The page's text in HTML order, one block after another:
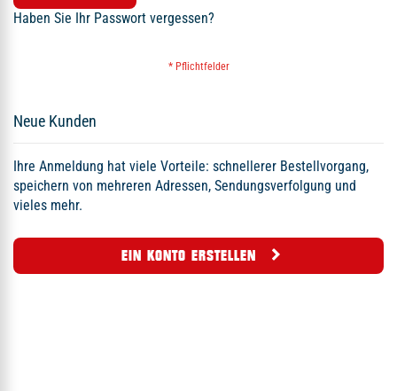
Haben Sie Ihr Passwort vergessen?
Neue Kunden
Ihre Anmeldung hat viele Vorteile: schnellerer Bestellvorgang,
speichern von mehreren Adressen, Sendungsverfolgung und
vieles mehr.
EIN KONTO ERSTELLEN